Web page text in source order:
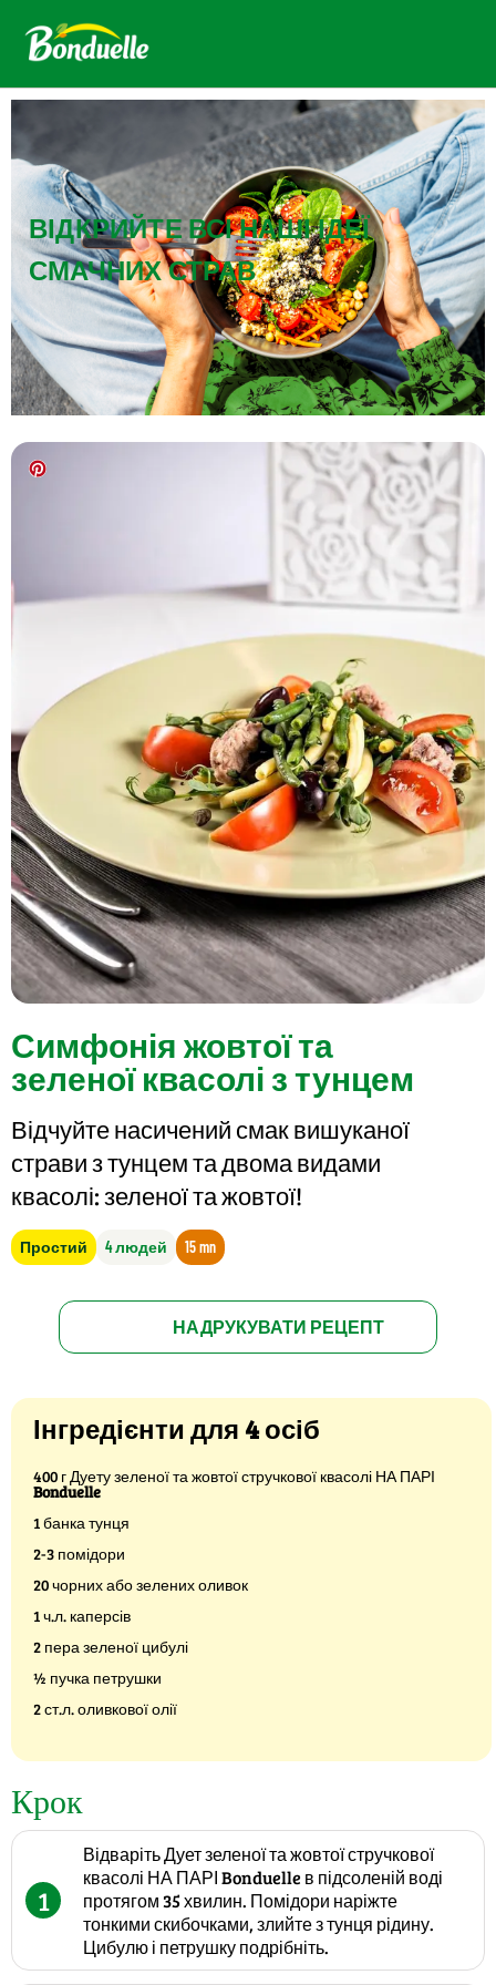
ВІДКРИЙТЕ ВСІ НАШІ ІДЕЇ
СМАЧНИХ СТРАВ
Симфонія жовтої та
зеленої квасолі з тунцем
Відчуйте насичений смак вишуканої
страви з тунцем та двома видами
квасолі: зеленої та жовтої!
Простий 4 людей 15 mn
НАДРУКУВАТИ РЕЦЕПТ
Інгредієнти для 4 осіб
400 г Дуету зеленої та жовтої стручкової квасолі НА ПАРІ
Bonduelle
1 банка тунця
2-3 помідори
20 чорних або зелених оливок
1 ч.л. каперсів
2 пера зеленої цибулі
½ пучка петрушки
2 ст.л. оливкової олії
Крок
1
Відваріть Дует зеленої та жовтої стручкової
квасолі НА ПАРІ Bonduelle в підсоленій воді
протягом 35 хвилин. Помідори наріжте
тонкими скибочками, злийте з тунця рідину.
Цибулю і петрушку подрібніть.